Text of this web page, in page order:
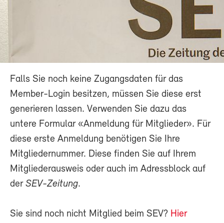
Falls Sie noch keine Zugangsdaten für das
Member-Login besitzen, müssen Sie diese erst
generieren lassen. Verwenden Sie dazu das
untere Formular «Anmeldung für Mitglieder». Für
diese erste Anmeldung benötigen Sie Ihre
Mitgliedernummer. Diese finden Sie auf Ihrem
Mitgliederausweis oder auch im Adressblock auf
der SEV-Zeitung.
Sie sind noch nicht Mitglied beim SEV? Hier